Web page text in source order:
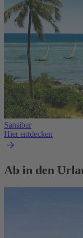
Sansibar
Hier entdecken
Ab in den